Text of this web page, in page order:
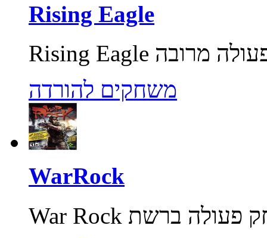
Rising Eagle
משחקים להורדה
WarRock